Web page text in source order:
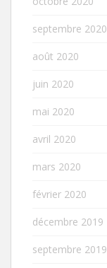
septembre 2020
août 2020
juin 2020
mai 2020
avril 2020
mars 2020
février 2020
décembre 2019
septembre 2019